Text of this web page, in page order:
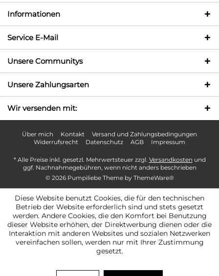
Informationen
Service E-Mail
Unsere Communitys
Unsere Zahlungsarten
Wir versenden mit:
Über mich Kontakt
Versand und Zahlungsbedingungen
Widerrufsrecht
Datenschutz AGB Impressum
* Alle Preise inkl. gesetzl. Mehrwertsteuer zzgl. Versandkosten und
ggf. Nachnahmegebühren, wenn nicht anders beschrieben
© 2026 Pumpiliebe Theme by ThemeWare®
Diese Website benutzt Cookies, die für den technischen
Betrieb der Website erforderlich sind und stets gesetzt
werden. Andere Cookies, die den Komfort bei Benutzung
dieser Website erhöhen, der Direktwerbung dienen oder die
Interaktion mit anderen Websites und sozialen Netzwerken
vereinfachen sollen, werden nur mit Ihrer Zustimmung
gesetzt.